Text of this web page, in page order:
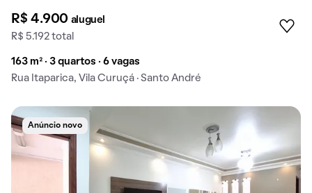
R$ 4.900 aluguel
R$ 5.192 total
163 m² · 3 quartos · 6 vagas
Rua Itaparica, Vila Curuçá · Santo André
Anúncio novo